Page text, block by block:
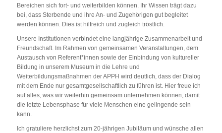
Bereichen sich fort- und weiterbilden können. Ihr Wissen trägt dazu
bei, dass Sterbende und ihre An- und Zugehörigen gut begleitet
werden können. Dies ist hilfreich und zugleich tröstlich.
Unsere Institutionen verbindet eine langjährige Zusammenarbeit und
Freundschaft. Im Rahmen von gemeinsamen Veranstaltungen, dem
Austausch von Referent*innen sowie der Einbindung von kultureller
Bildung in unserem Museum in die Lehre und
Weiterbildungsmaßnahmen der APPH wird deutlich, dass der Dialog
mit dem Ende nur gesamtgesellschaftlich zu führen ist. Hier freue ich
auf alles, was wir weiterhin gemeinsam unternehmen können, damit
die letzte Lebensphase für viele Menschen eine gelingende sein
kann.
Ich gratuliere herzlichst zum 20-jährigen Jubiläum und wünsche allen